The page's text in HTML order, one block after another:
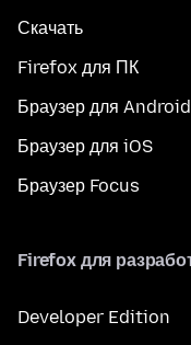
Скачать
Firefox для ПК
Браузер для Android
Браузер для iOS
Браузер Focus
Firefox для
Developer Edition